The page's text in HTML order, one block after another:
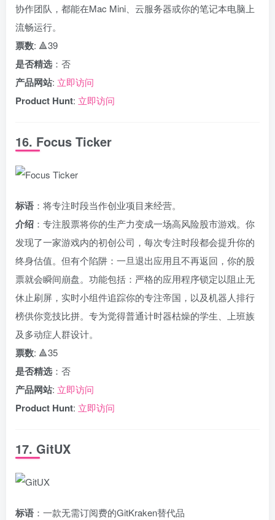
协作团队，都能在Mac Mini、云服务器或你的笔记本电脑上
流畅运行。
票数: 🔺39
是否精选 ：否
产品网站: 立即访问
Product Hunt: 立即访问
16. Focus Ticker
标语 ：将专注时段当作创业项目来经营。
介绍 ：专注股票将你的生产力变成一场高风险股市游戏。你
发现了一家游戏内的初创公司，每次专注时段都会提升你的
终身估值。但有个陷阱：一旦退出应用且不再返回，你的股
票就会瞬间崩盘。功能包括：严格的应用程序锁定以阻止无
休止刷屏，实时小组件追踪你的专注帝国，以及机器人排行
榜供你竞技比拼。专为觉得普通计时器枯燥的学生、上班族
及多动症人群设计。
票数: 🔺35
是否精选 ：否
产品网站: 立即访问
Product Hunt: 立即访问
17. GitUX
标语 ：一款无需订阅费的GitKraken替代品